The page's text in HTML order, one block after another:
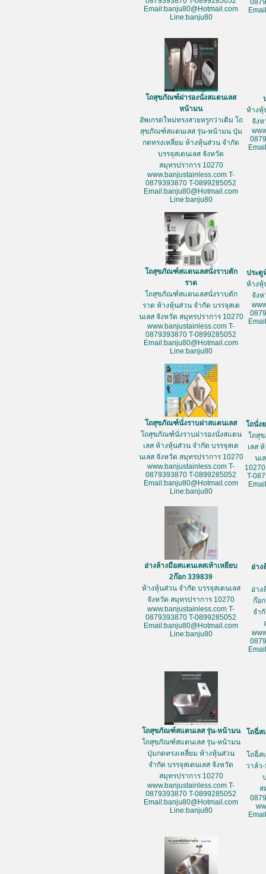
Email:banju80@Hotmail.com
Line:banju80
โถสุขภัณฑ์ฝารองนั่งสแตนเลส
หน้ามน
อัพเกรดใหม่ทรงสวยหรูกว่าเดิม โถ
สุขภัณฑ์สแตนเลส รุ่น-หน้ามน ปุ่ม
กดทรงเหลี่ยม ห้างหุ้นส่วน จำกัด
บรรจุสเตนเลส จังหวัด
สมุทรปราการ 10270
www.banjustainless.com T-
0879393870 T-0899285052
Email:banju80@Hotmail.com
Line:banju80
ห้างหุ้
จังห
โถสุขภัณฑ์สแตนเลสนั่งราบตัก
ราด
โถสุขภัณฑ์สแตนเลสนั่งราบตัก
ราด ห้างหุ้นส่วน จำกัด บรรจุสเต
นเลส จังหวัด สมุทรปราการ 10270
www.banjustainless.com T-
0879393870 T-0899285052
Email:banju80@Hotmail.com
Line:banju80
ประตู
ห้างหุ้
จังห
โถสุขภัณฑ์นั่งราบฝาสแตนเลส
โถสุขภัณฑ์นั่งราบฝารองนั่งสแตน
เลส ห้างหุ้นส่วน จำกัด บรรจุสเต
นเลส จังหวัด สมุทรปราการ 10270
www.banjustainless.com T-
0879393870 T-0899285052
Email:banju80@Hotmail.com
Line:banju80
โถนั่ง
โถสุ
เลส
นเ
T-
อ่างล้างมือสแตนเลสเท้าเหยียบ
2ก๊อก 339839
ห้างหุ้นส่วน จำกัด บรรจุสเตนเลส
จังหวัด สมุทรปราการ 10270
www.banjustainless.com T-
0879393870 T-0899285052
Email:banju80@Hotmail.com
Line:banju80
อ่าง
อ่าง
ก๊อ
จำ
โถสุขภัณฑ์สแตนเลส รุ่น-หน้ามน
โถสุขภัณฑ์สแตนเลส รุ่น-หน้ามน
ปุ่มกดทรงเหลี่ยม ห้างหุ้นส่วน
จำกัด บรรจุสเตนเลส จังหวัด
สมุทรปราการ 10270
www.banjustainless.com T-
0879393870 T-0899285052
Email:banju80@Hotmail.com
Line:banju80
โถฉี่ส
โถฉี่ส
วาล์ว
ส